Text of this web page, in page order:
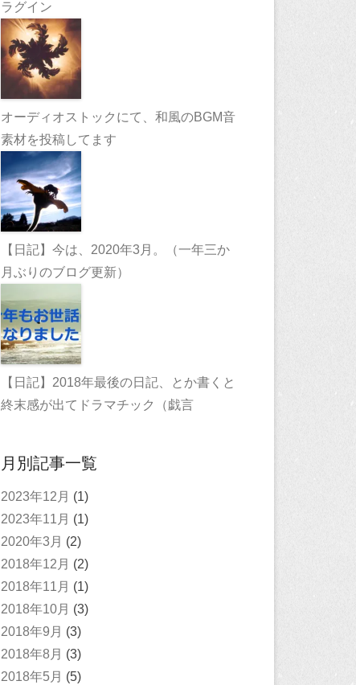
ラグイン
オーディオストックにて、和風のBGM音
素材を投稿してます
【日記】今は、2020年3月。（一年三か
月ぶりのブログ更新）
【日記】2018年最後の日記、とか書くと
終末感が出てドラマチック（戯言
月別記事一覧
2023年12月 (1)
2023年11月 (1)
2020年3月 (2)
2018年12月 (2)
2018年11月 (1)
2018年10月 (3)
2018年9月 (3)
2018年8月 (3)
2018年5月 (5)